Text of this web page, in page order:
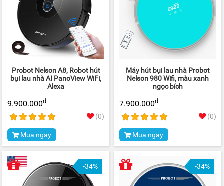
Probot Nelson A8, Robot hút
bụi lau nhà AI PanoView WiFi,
Alexa
9.900.000đ
(0)
Mua ngay
Máy hút bụi lau nhà Probot
Nelson 980 Wifi, màu xanh
ngọc bích
7.900.000đ
(0)
Mua ngay
-34% -34%